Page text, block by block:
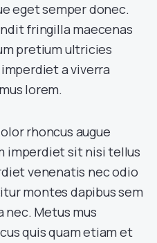
eget semper donec.
fringilla maecenas
pretium ultricies
a viverra
lorem.
rhoncus augue
imperdiet sit nisi tellus
venenatis nec odio
montes dapibus sem
nec. Metus mus
quis quam etiam et